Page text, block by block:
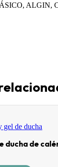
ALGIN,
ducha de